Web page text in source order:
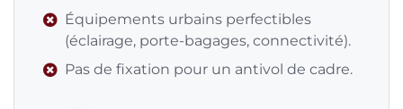
Équipements urbains perfectibles
(éclairage, porte-bagages, connectivité).
Pas de fixation pour un antivol de cadre.